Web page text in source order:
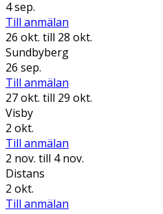
4 sep.
Till anmälan
26 okt. till 28 okt.
Sundbyberg
26 sep.
Till anmälan
27 okt. till 29 okt.
Visby
2 okt.
Till anmälan
2 nov. till 4 nov.
Distans
2 okt.
Till anmälan